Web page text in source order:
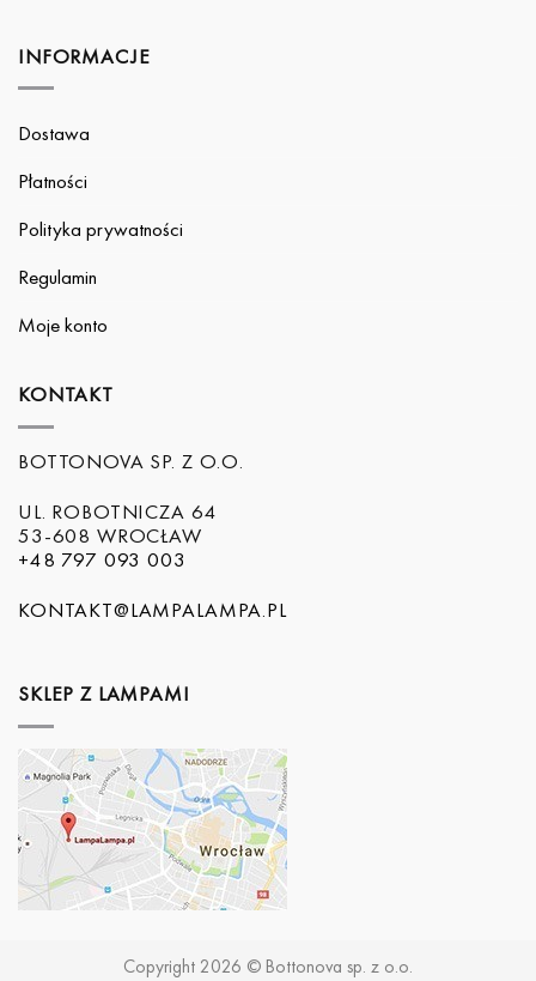
INFORMACJE
Dostawa
Płatności
Polityka prywatności
Regulamin
Moje konto
KONTAKT
BOTTONOVA SP. Z O.O.
UL. ROBOTNICZA 64
53-608 WROCŁAW
+48 797 093 003
KONTAKT@LAMPALAMPA.PL
SKLEP Z LAMPAMI
Copyright 2026 © Bottonova sp. z o.o.